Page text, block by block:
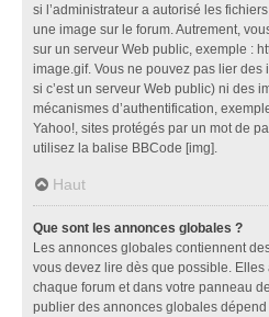
si l’administrateur a autorisé les
une image sur le forum. Autrement,
sur un serveur Web public, exemple :
image.gif. Vous ne pouvez pas lier
si c’est un serveur Web public) ni des
mécanismes d’authentification,
Yahoo!, sites protégés par un mot de
utilisez la balise BBCode [img].
Haut
Que sont les annonces globales ?
Les annonces globales contiennent
vous devez lire dès que possible.
chaque forum et dans votre panneau
publier des annonces globales